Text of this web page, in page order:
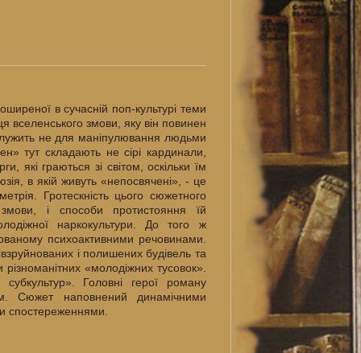
в сучасній поп-культурі теми
вселенського змови, яку він повинен
не для маніпулювання людьми
тут складають не сірі кардинали,
які граються зі світом, оскільки їм
в якій живуть «непосвячені», - це
Гротескність цього сюжетного
і способи протистояння їй
наркокультури. До того ж
психоактивними речовинами.
і полишених будівель та
«молодіжних тусовок».
Головні герої роману
Сюжет наповнений динамічними
спостереженнями.